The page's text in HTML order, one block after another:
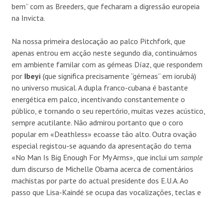
bem” com as Breeders, que fecharam a digressão europeia
na Invicta.
Na nossa primeira deslocação ao palco Pitchfork, que
apenas entrou em acção neste segundo dia, continuámos
em ambiente familar com as gémeas Díaz, que respondem
por Ibeyi (que significa precisamente “gémeas” em iorubá)
no universo musical. A dupla franco-cubana é bastante
energética em palco, incentivando constantemente o
público, e tornando o seu repertório, muitas vezes acústico,
sempre acutilante. Não admirou portanto que o coro
popular em «Deathless» ecoasse tão alto. Outra ovação
especial registou-se aquando da apresentação do tema
«No Man Is Big Enough For My Arms», que inclui um sample
dum discurso de Michelle Obama acerca de comentários
machistas por parte do actual presidente dos E.U.A. Ao
passo que Lisa-Kaindé se ocupa das vocalizações, teclas e